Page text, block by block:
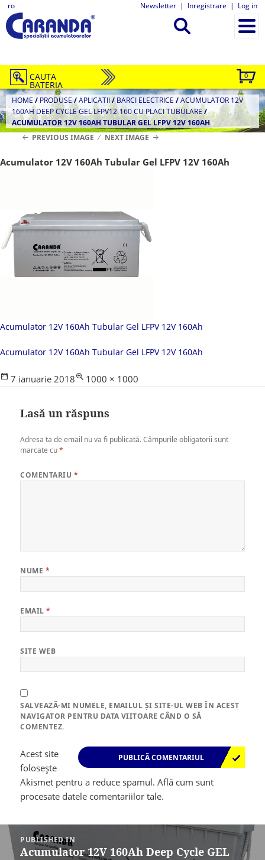
ro Newsletter | Inregistrare | Log in
0
CAUTA
BATERIA
HOME / PRODUSE/APLICATII/BARCI ELECTRICE /ACUMULATOR 12V
160AH DEEP CYCLE GEL LFPV12-160 CU PLACI TUBULARE/
ACUMULATOR 12V 160AH TUBULAR GEL LFPV 12V 160AH
PREVIOUS IMAGE
NEXT IMAGE
Acumulator 12V 160Ah Tubular Gel LFPV 12V 160Ah
Acumulator 12V 160Ah Tubular Gel LFPV 12V 160Ah
Acumulator 12V 160Ah Tubular Gel LFPV 12V 160Ah
Posted
7 ianuarie 2018
Full
1000 × 1000
Lasă un răspuns
Adresa ta de email nu va fi publicată. Câmpurile obligatorii sunt
marcate cu*
COMENTARIU *
NUME *
EMAIL*
SITE WEB
SALVEAZĂ-MI NUMELE, EMAILUL ȘI SITE-UL WEB ÎN ACEST
NAVIGATOR PENTRU DATA VIITOARE CÂND O SĂ
COMENTEZ.
Acest site
folosește
Akismet pentru a reduce spamul.Află cum sunt
procesate datele comentariilor tale.
Navigare
articole
PUBLISHED IN
Acumulator 12V 160Ah Deep Cycle GEL